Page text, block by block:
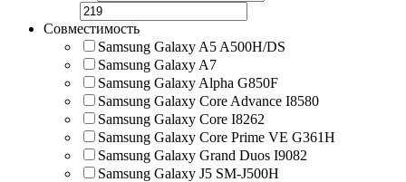
Совместимость
Samsung Galaxy A5 A500H/DS
Samsung Galaxy A7
Samsung Galaxy Alpha G850F
Samsung Galaxy Core Advance I8580
Samsung Galaxy Core I8262
Samsung Galaxy Core Prime VE G361H
Samsung Galaxy Grand Duos I9082
Samsung Galaxy J5 SM-J500H